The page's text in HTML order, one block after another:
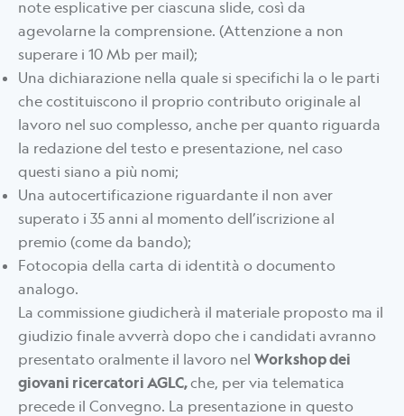
note esplicative per ciascuna slide, così da
agevolarne la comprensione. (Attenzione a non
superare i 10 Mb per mail);
Una dichiarazione nella quale si specifichi la o le parti
che costituiscono il proprio contributo originale al
lavoro nel suo complesso, anche per quanto riguarda
la redazione del testo e presentazione, nel caso
questi siano a più nomi;
Una autocertificazione riguardante il non aver
superato i 35 anni al momento dell’iscrizione al
premio (come da bando);
Fotocopia della carta di identità o documento
analogo.
La commissione giudicherà il materiale proposto ma il
giudizio finale avverrà dopo che i candidati avranno
presentato oralmente il lavoro nel Workshop dei
giovani ricercatori AGLC,che, per via telematica
precede il Convegno. La presentazione in questo